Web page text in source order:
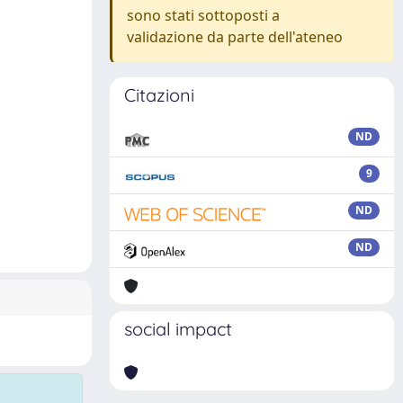
sono stati sottoposti a
validazione da parte dell'ateneo
Citazioni
ND
9
ND
ND
social impact